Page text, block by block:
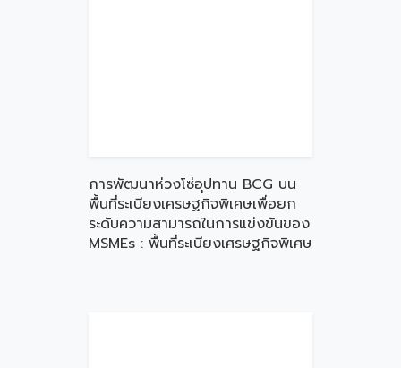
การพัฒนาห่วงโซ่อุปทาน BCG บน
พื้นที่ระเบียงเศรษฐกิจพิเศษเพื่อยก
ระดับความสามารถในการแข่งขันของ
MSMEs : พื้นที่ระเบียงเศรษฐกิจพิเศษ